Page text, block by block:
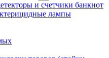
и счетчики банкнот
лампы